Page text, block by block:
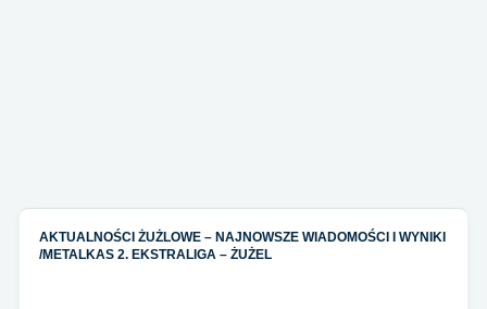
AKTUALNOŚCI ŻUŻLOWE – NAJNOWSZE WIADOMOŚCI I WYNIKI
/METALKAS 2. EKSTRALIGA – ŻUŻEL